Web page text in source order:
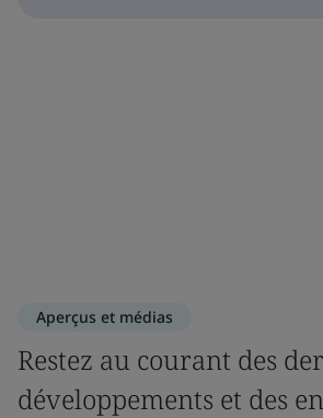
Aperçus et médias
Restez au courant des
développements et des